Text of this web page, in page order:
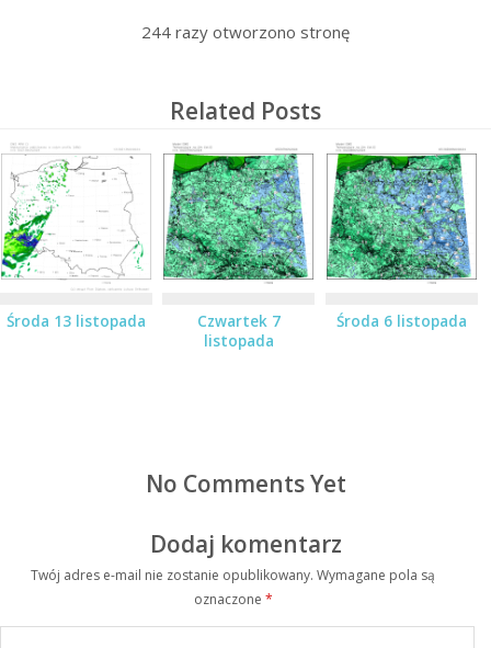
244 razy otworzono stronę
Related Posts
Środa 13 listopada
Czwartek 7
listopada
Środa 6 listopada
No Comments Yet
Dodaj komentarz
Twój adres e-mail nie zostanie opublikowany. Wymagane pola są
oznaczone *